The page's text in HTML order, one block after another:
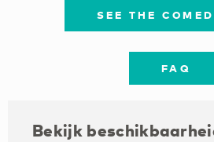
SEE THE
FAQ
Bekijk